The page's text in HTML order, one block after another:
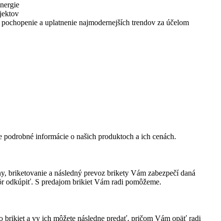
a uplatnenie najmodernejších trendov za účelom
informácie o našich produktoch a ich cenách.
briketovanie a následný prevoz brikety Vám zabezpečí daná
odkúpiť. S predajom brikiet Vám radi pomôžeme.
a vy ich môžete následne predať, pričom Vám opäť radi